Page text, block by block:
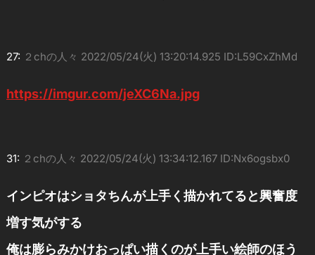
27: ２chの人々 2022/05/24(火) 13:20:14.925 ID:L59CxZhMd
https://imgur.com/jeXC6Na.jpg
31: ２chの人々 2022/05/24(火) 13:34:12.167 ID:Nx6ogsbx0
インピオはショタちんが上手く描かれてると興奮度
増す気がする
俺は膨らみかけおっぱい描くのが上手い絵師のほう